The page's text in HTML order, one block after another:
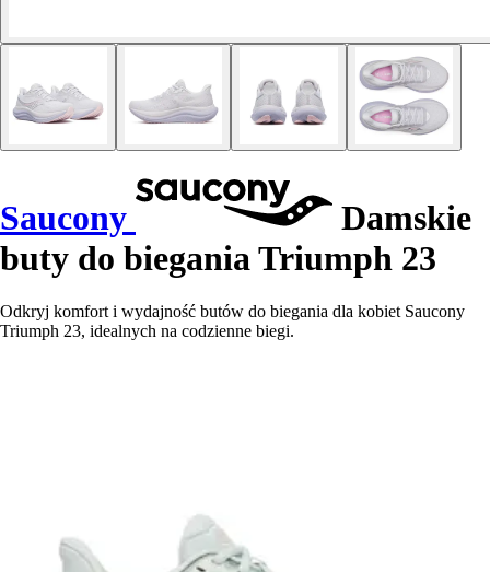
Saucony
Damskie
buty do biegania Triumph 23
Odkryj komfort i wydajność butów do biegania dla kobiet Saucony
Triumph 23, idealnych na codzienne biegi.